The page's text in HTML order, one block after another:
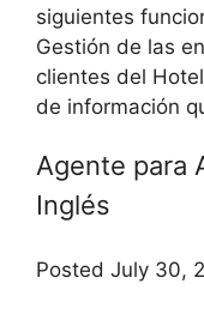
siguientes
Gestión de las
clientes del
de información
Agente para
Inglés
Posted July 30,